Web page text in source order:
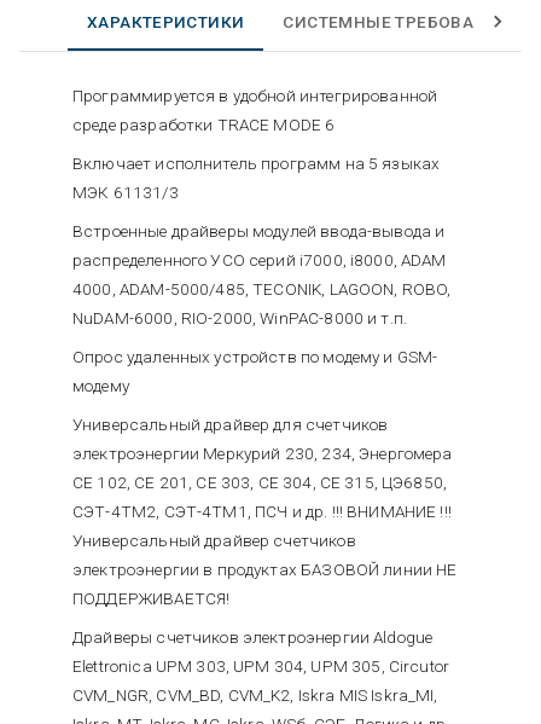
ХАРАКТЕРИСТИКИ СИСТЕМНЫЕ ТРЕБОВАНИЯ
Программируется в удобной интегрированной
среде разработки TRACE MODE 6
Включает исполнитель программ на 5 языках
МЭК 61131/3
Встроенные драйверы модулей ввода-вывода и
распределенного УСО серий i7000, i8000, ADAM
4000, ADAM-5000/485, TECONIK, LAGOON, ROBO,
NuDAM-6000, RIO-2000, WinPAC-8000 и т.п.
Опрос удаленных устройств по модему и GSM-
модему
Универсальный драйвер для счетчиков
электроэнергии Меркурий 230, 234, Энергомера
CE 102, CE 201, CE 303, CE 304, CE 315, ЦЭ6850,
СЭТ-4ТМ2, СЭТ-4ТМ1, ПСЧ и др. !!! ВНИМАНИЕ !!!
Универсальный драйвер счетчиков
электроэнергии в продуктах БАЗОВОЙ линии НЕ
ПОДДЕРЖИВАЕТСЯ!
Драйверы счетчиков электроэнергии Aldogue
Elettronica UPM 303, UPM 304, UPM 305, Circutor
CVM_NGR, CVM_BD, CVM_K2, Iskra MIS Iskra_MI,